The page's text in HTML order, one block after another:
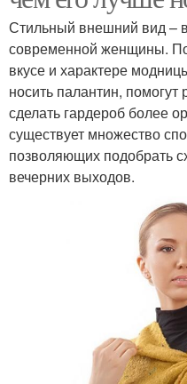
Стильный внешний вид –
современной женщины.
вкусе и характере
носить палантин, помогут
сделать гардероб более
существует множество
позволяющих подобрать
вечерних выходов.